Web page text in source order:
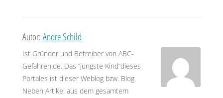
Autor: Andre Schild
Ist Gründer und Betreiber von ABC-
Gefahren.de. Das “jüngste Kind”dieses
Portales ist dieser Weblog bzw. Blog.
Neben Artikel aus dem gesamtem